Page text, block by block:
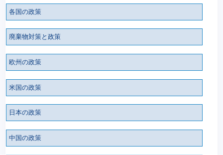
各国の政策
廃棄物対策と政策
欧州の政策
米国の政策
日本の政策
中国の政策